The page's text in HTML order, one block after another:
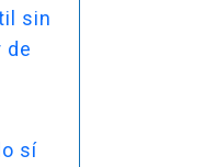
sin
de
sí